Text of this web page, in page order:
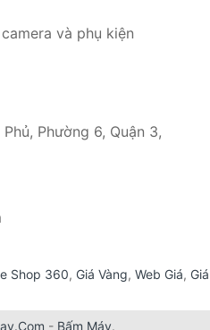
và phụ kiện
Phường 6, Quận 3,
Shop 360, Giá Vàng, Web Giá, Giá
- Bấm Máy.